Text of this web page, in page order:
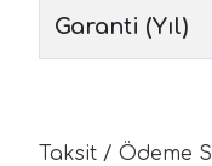
Garanti (Yıl)
Taksit / Ödeme